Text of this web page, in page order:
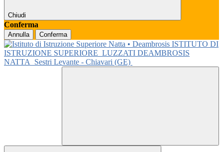
Chiudi
Conferma
Annulla Conferma
ISTITUTO DI
ISTRUZIONE SUPERIORE LUZZATI DEAMBROSIS
NATTA
Sestri Levante - Chiavari (GE)